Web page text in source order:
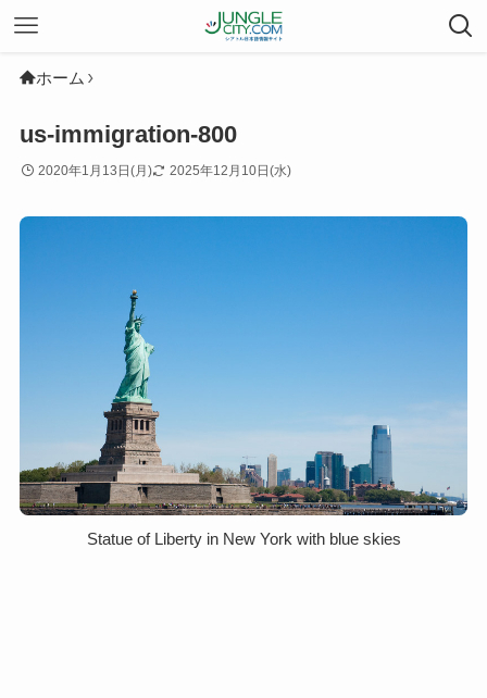
ホーム
us-immigration-800
2020年1月13日(月) 2025年12月10日(水)
Statue of Liberty in New York with blue skies